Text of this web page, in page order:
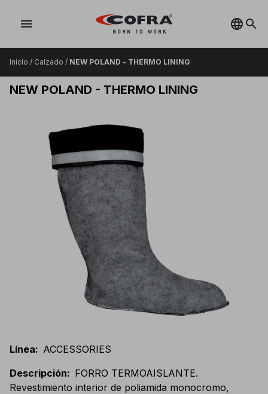
menu
Inicio / Calzado / NEW POLAND - THERMO LINING
NEW POLAND - THERMO LINING
Línea: ACCESSORIES
Descripción: FORRO TERMOAISLANTE.
Revestimiento interior de poliamida monocromo,